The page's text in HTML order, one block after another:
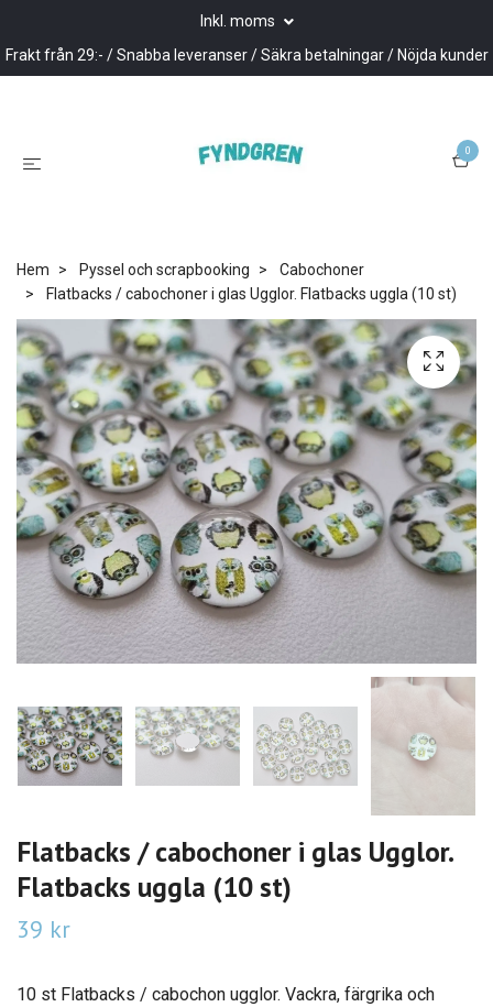
Inkl. moms
Frakt från 29:- / Snabba leveranser / Säkra betalningar / Nöjda kunder
0
Hem Pyssel och scrapbooking
Cabochoner
Flatbacks / cabochoner i glas Ugglor. Flatbacks uggla (10 st)
Flatbacks / cabochoner i glas Ugglor.
Flatbacks uggla (10 st)
39 kr
10 st Flatbacks / cabochon ugglor. Vackra, färgrika och